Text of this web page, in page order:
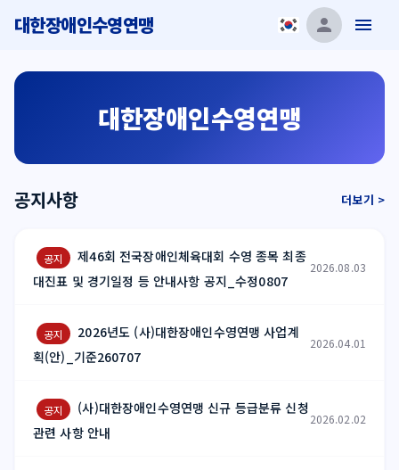
대한장애인수영연맹
대한장애인수영연맹
공지사항 더보기 >
공지
제46회 전국장애인체육대회 수영 종목 최종
대진표 및 경기일정 등 안내사항 공지_수정0807
2026.08.03
공지
2026년도 (사)대한장애인수영연맹 사업계
획(안)_기준260707
2026.04.01
공지
(사)대한장애인수영연맹 신규 등급분류 신청
관련 사항 안내
2026.02.02